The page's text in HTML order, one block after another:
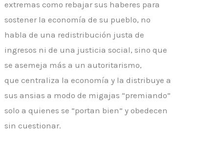
extremas como rebajar sus haberes para
sostener la economía de su pueblo, no
habla de una redistribución justa de
ingresos ni de una justicia social, sino que
se asemeja más a un autoritarismo,
que centraliza la economía y la distribuye a
sus ansias a modo de migajas “premiando”
solo a quienes se “portan bien” y obedecen
sin cuestionar.